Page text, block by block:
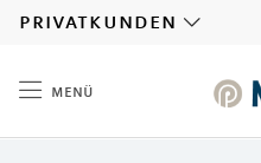
privatkunden
menü